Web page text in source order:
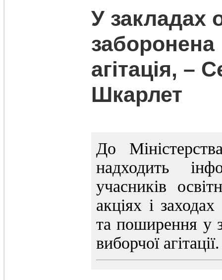
У закладах
заборонена
агітація, –
Шкарлет
До
надходить
учасників
акціях і
та поширення у
виборчої агітації.